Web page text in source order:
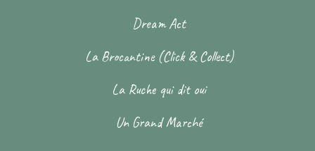
Dream Act
La Brocantine (Click & Collect)
La Ruche qui dit oui
Un Grand Marché